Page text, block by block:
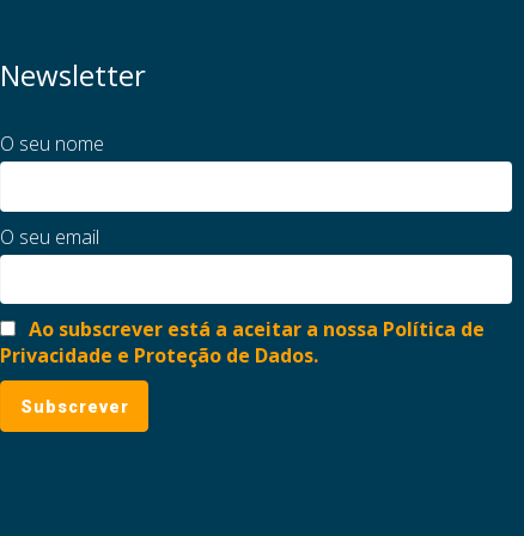
Newsletter
O seu nome
O seu email
Ao subscrever está a aceitar a nossa Política de
Privacidade e Proteção de Dados.